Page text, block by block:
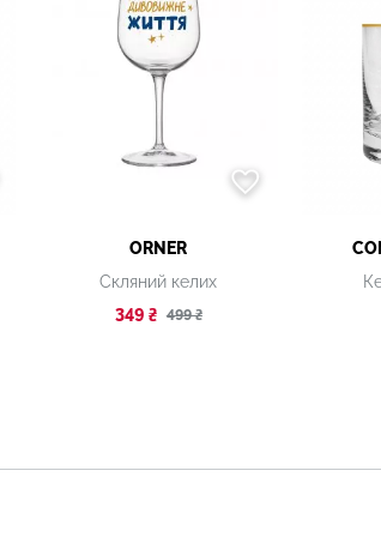
ORNER
Скляний келих
349 ₴ 499 ₴